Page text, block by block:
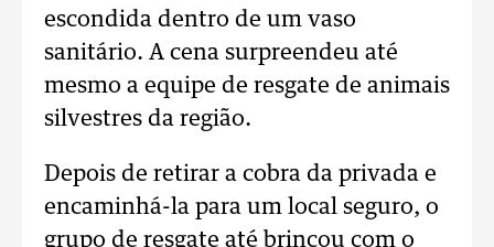
escondida dentro de um vaso
sanitário. A cena surpreendeu até
mesmo a equipe de resgate de animais
silvestres da região.
Depois de retirar a cobra da privada e
encaminhá-la para um local seguro, o
grupo de resgate até brincou com o